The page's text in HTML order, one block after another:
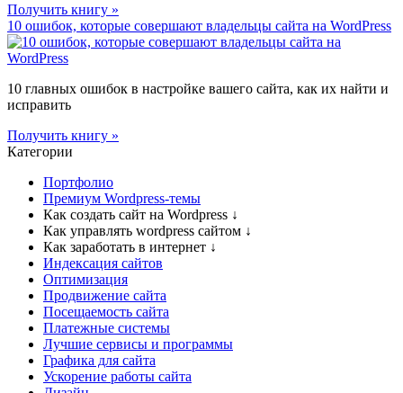
Получить книгу »
10 ошибок, которые совершают владельцы сайта на WordPress
10 главных ошибок в настройке вашего сайта, как их найти и
исправить
Получить книгу »
Категории
Портфолио
Премиум Wordpress-темы
Как создать сайт на Wordpress ↓
Как управлять wordpress сайтом ↓
Как заработать в интернет ↓
Индексация сайтов
Оптимизация
Продвижение сайта
Посещаемость сайта
Платежные системы
Лучшие сервисы и программы
Графика для сайта
Ускорение работы сайта